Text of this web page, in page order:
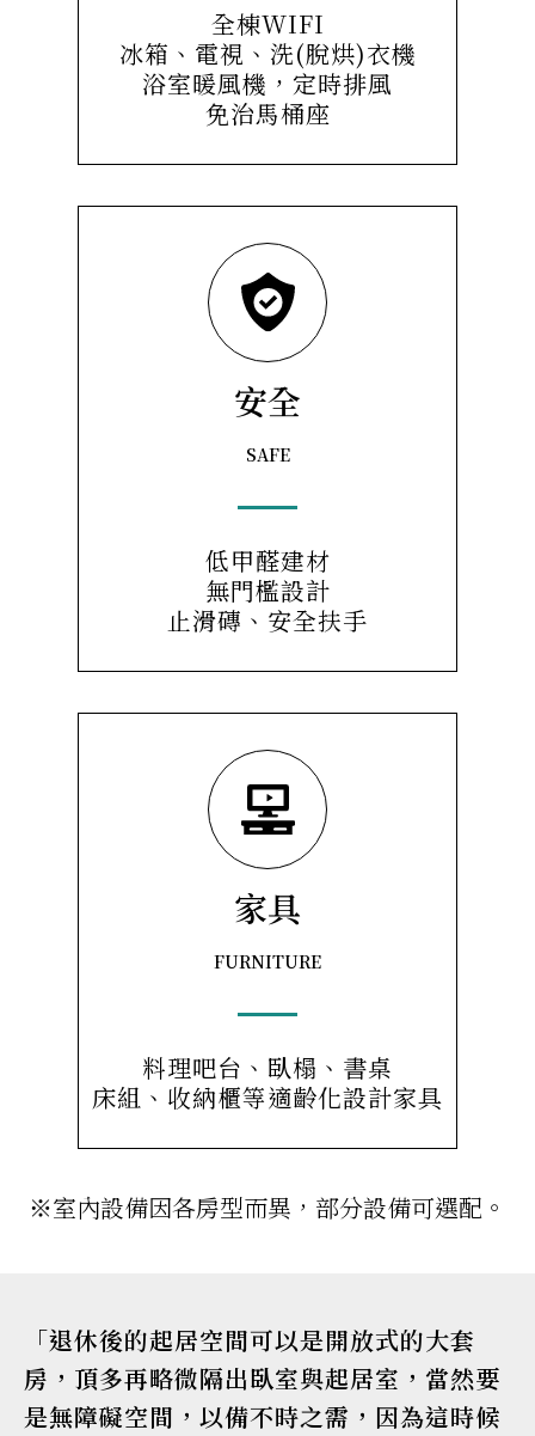
全棟WIFI
冰箱、電視、洗(脫烘)衣機
浴室暖風機，定時排風
免治馬桶座
安全
SAFE
低甲醛建材
無門檻設計
止滑磚、安全扶手
家具
FURNITURE
料理吧台、臥榻、書桌
床組、收納櫃等適齡化設計家具
※室內設備因各房型而異，部分設備可選配。
「退休後的起居空間可以是開放式的大套
房，頂多再略微隔出臥室與起居室，當然要
是無障礙空間，以備不時之需，因為這時候